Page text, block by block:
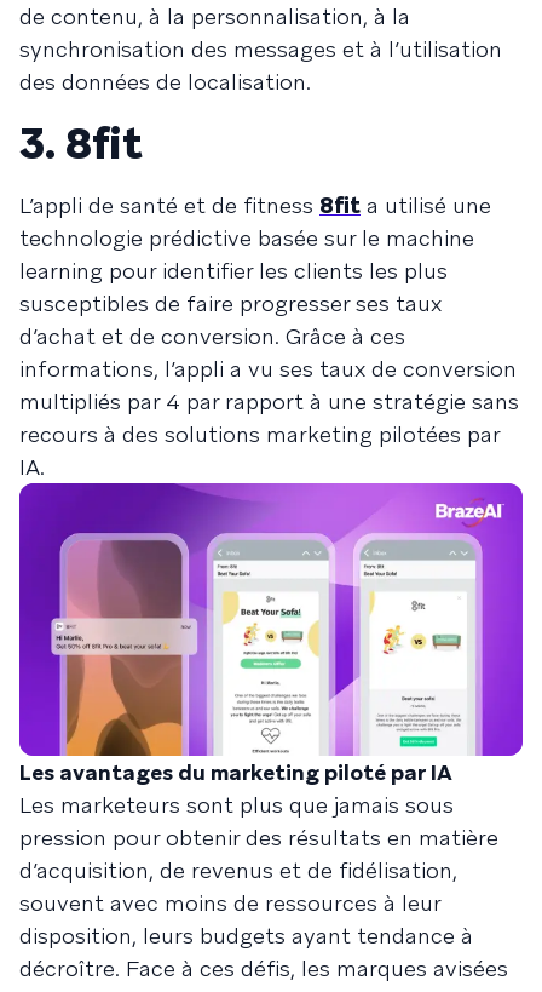
de contenu, à la personnalisation, à la
synchronisation des messages et à l’utilisation
des données de localisation.
3. 8fit
L’appli de santé et de fitness 8fit a utilisé une
technologie prédictive basée sur le machine
learning pour identifier les clients les plus
susceptibles de faire progresser ses taux
d’achat et de conversion. Grâce à ces
informations, l’appli a vu ses taux de conversion
multipliés par 4 par rapport à une stratégie sans
recours à des solutions marketing pilotées par
IA.
Les avantages du marketing piloté par IA
Les marketeurs sont plus que jamais sous
pression pour obtenir des résultats en matière
d’acquisition, de revenus et de fidélisation,
souvent avec moins de ressources à leur
disposition, leurs budgets ayant tendance à
décroître. Face à ces défis, les marques avisées